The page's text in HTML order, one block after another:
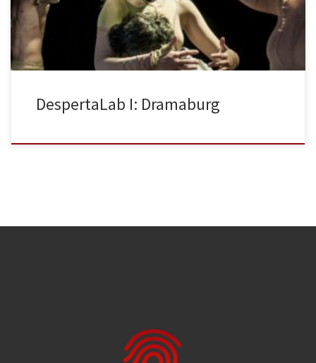
escénica más emergente, y da a los artistas los medios […]
DespertaLab I: Dramaburg